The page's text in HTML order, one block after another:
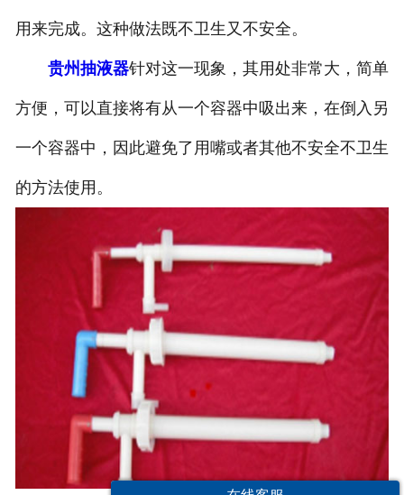
用来完成。这种做法既不卫生又不安全。
贵州抽液器针对这一现象，其用处非常大，简单
方便，可以直接将有从一个容器中吸出来，在倒入另
一个容器中，因此避免了用嘴或者其他不安全不卫生
的方法使用。